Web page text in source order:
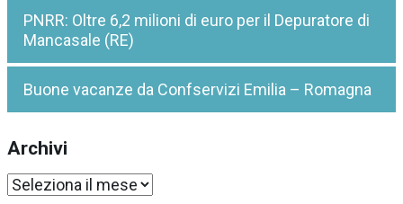
PNRR: Oltre 6,2 milioni di euro per il Depuratore di
Mancasale (RE)
Buone vacanze da Confservizi Emilia – Romagna
Archivi
Archivi